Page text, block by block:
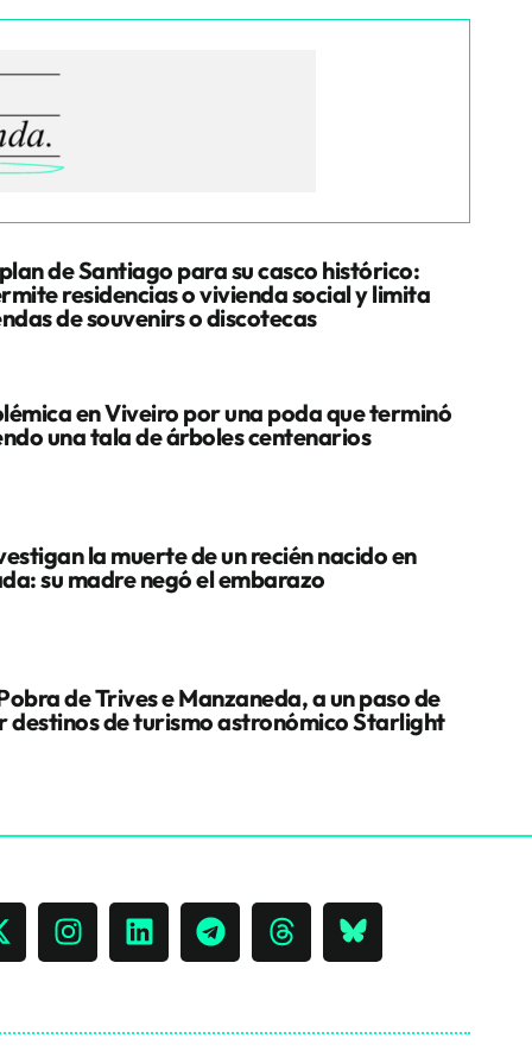
de Santiago para su casco histórico:
residencias o vivienda social y limita
de souvenirs o discotecas
en Viveiro por una poda que terminó
una tala de árboles centenarios
la muerte de un recién nacido en
su madre negó el embarazo
de Trives e Manzaneda, a un paso de
destinos de turismo astronómico Starlight